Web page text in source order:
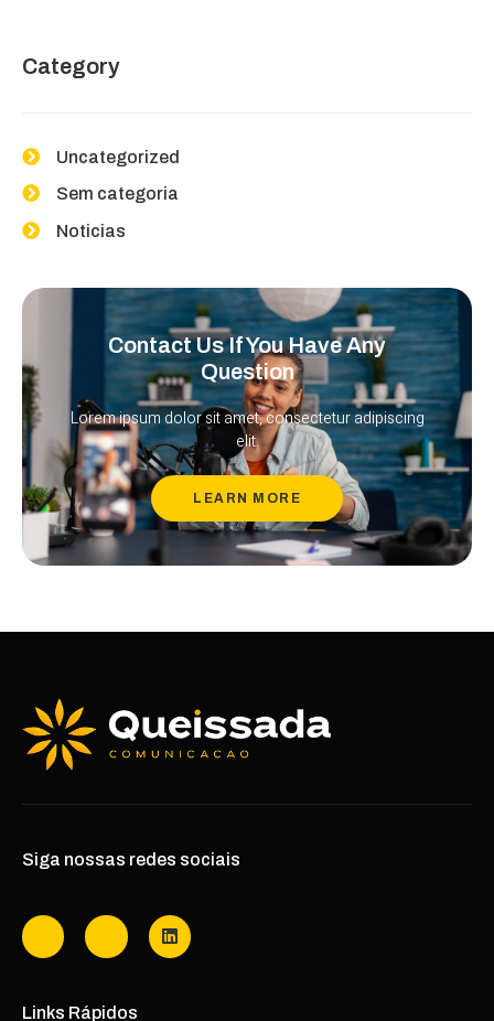
Category
Uncategorized
Sem categoria
Noticias
Contact Us If You Have Any
Question
Lorem ipsum dolor sit amet, consectetur adipiscing
elit.
LEARN MORE
Siga nossas redes sociais
Links Rápidos